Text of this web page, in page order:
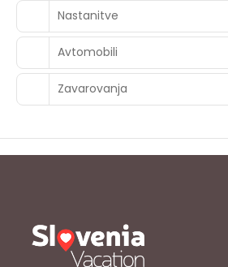
Nastanitve
Avtomobili
Zavarovanja